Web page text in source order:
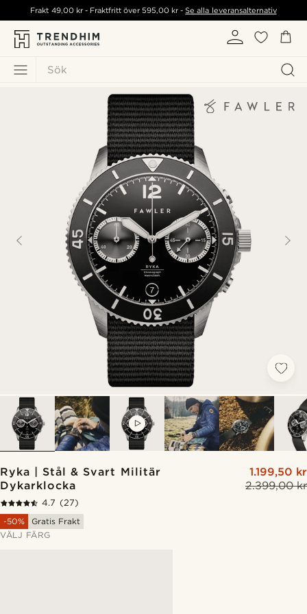
Sök
Frakt 49,00 kr- Fraktfritt över595,00 kr -Se alla leveransalternativ
Ryka | Stål & Svart Militär
Dykarklocka
2.399,00 kr
1.199,50 kr
4.7 (27)
-50%
Gratis Frakt
VÄLJ FÄRG